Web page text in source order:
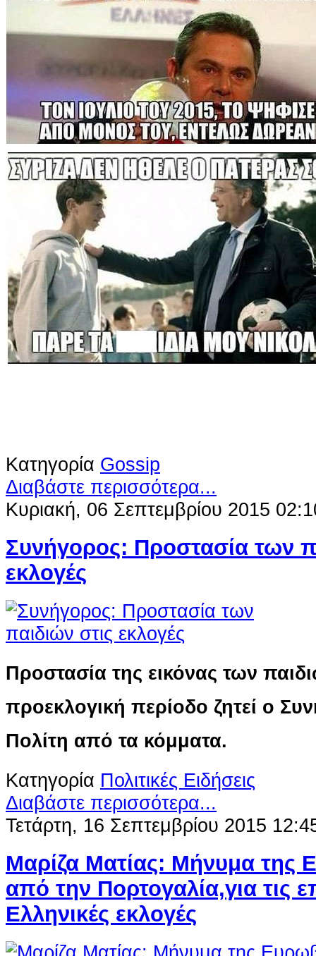
Κατηγορία Gossip
Διαβάστε περισσότερα...
Κυριακή, 06 Σεπτεμβρίου 2015
Συνήγορος: Προστασία των
εκλογές
Προστασία της εικόνας των
προεκλογική περίοδο ζητεί ο
Πολίτη από τα κόμματα.
Κατηγορία Πολιτικές Ειδήσεις
Διαβάστε περισσότερα...
Τετάρτη, 16 Σεπτεμβρίου 2015
Μαρίζα Ματίας: Μήνυμα της
από την Πορτογαλία,για τις
Eλληνικές εκλογές